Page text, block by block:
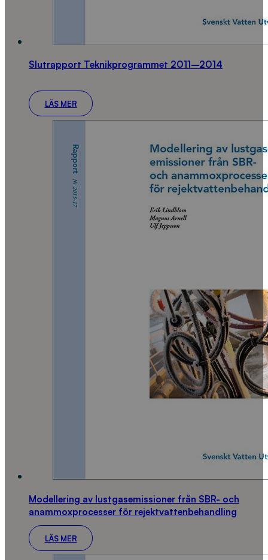
Slutrapport Teknikprogrammet 2011–2014
LÄS MER
Modellering av lustgasemissioner från SBR- och
anammoxprocesser för rejektvattenbehandling
LÄS MER